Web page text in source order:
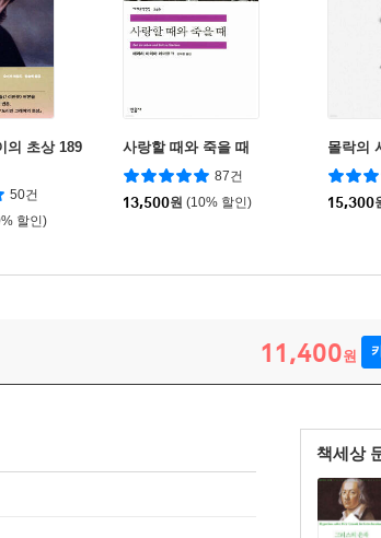
의 초상 189
50건
할인)
사랑할 때와 죽을 때
87건
13,500원 (10% 할인)
몰락의
15,300
11,400원
책세상